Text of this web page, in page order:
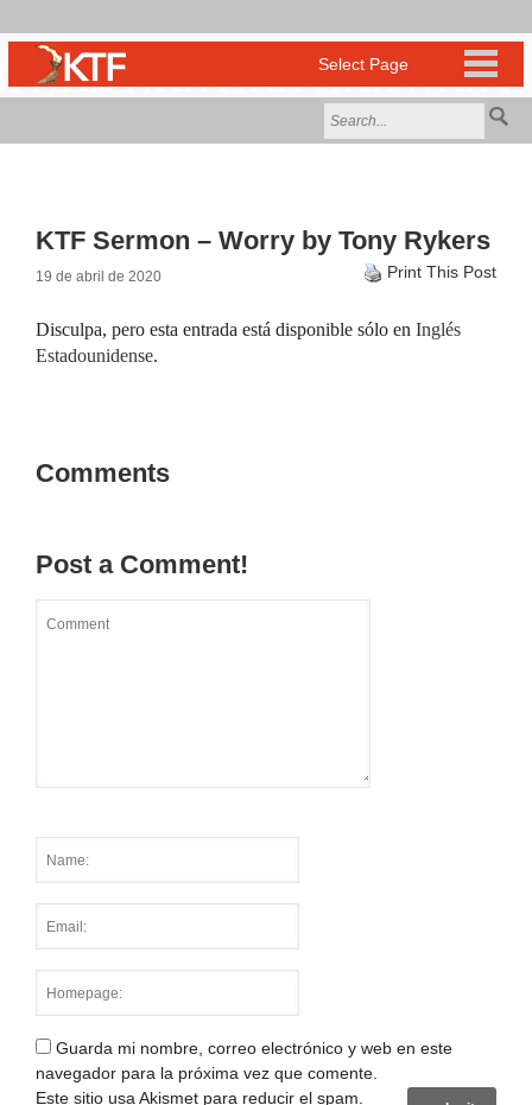
KTF Sermon – Worry by Tony Rykers
19 de abril de 2020 Print This Post
Disculpa, pero esta entrada está disponible sólo en Inglés
Estadounidense.
Comments
Post a Comment!
Guarda mi nombre, correo electrónico y web en este
navegador para la próxima vez que comente.
Este sitio usa Akismet para reducir el spam.